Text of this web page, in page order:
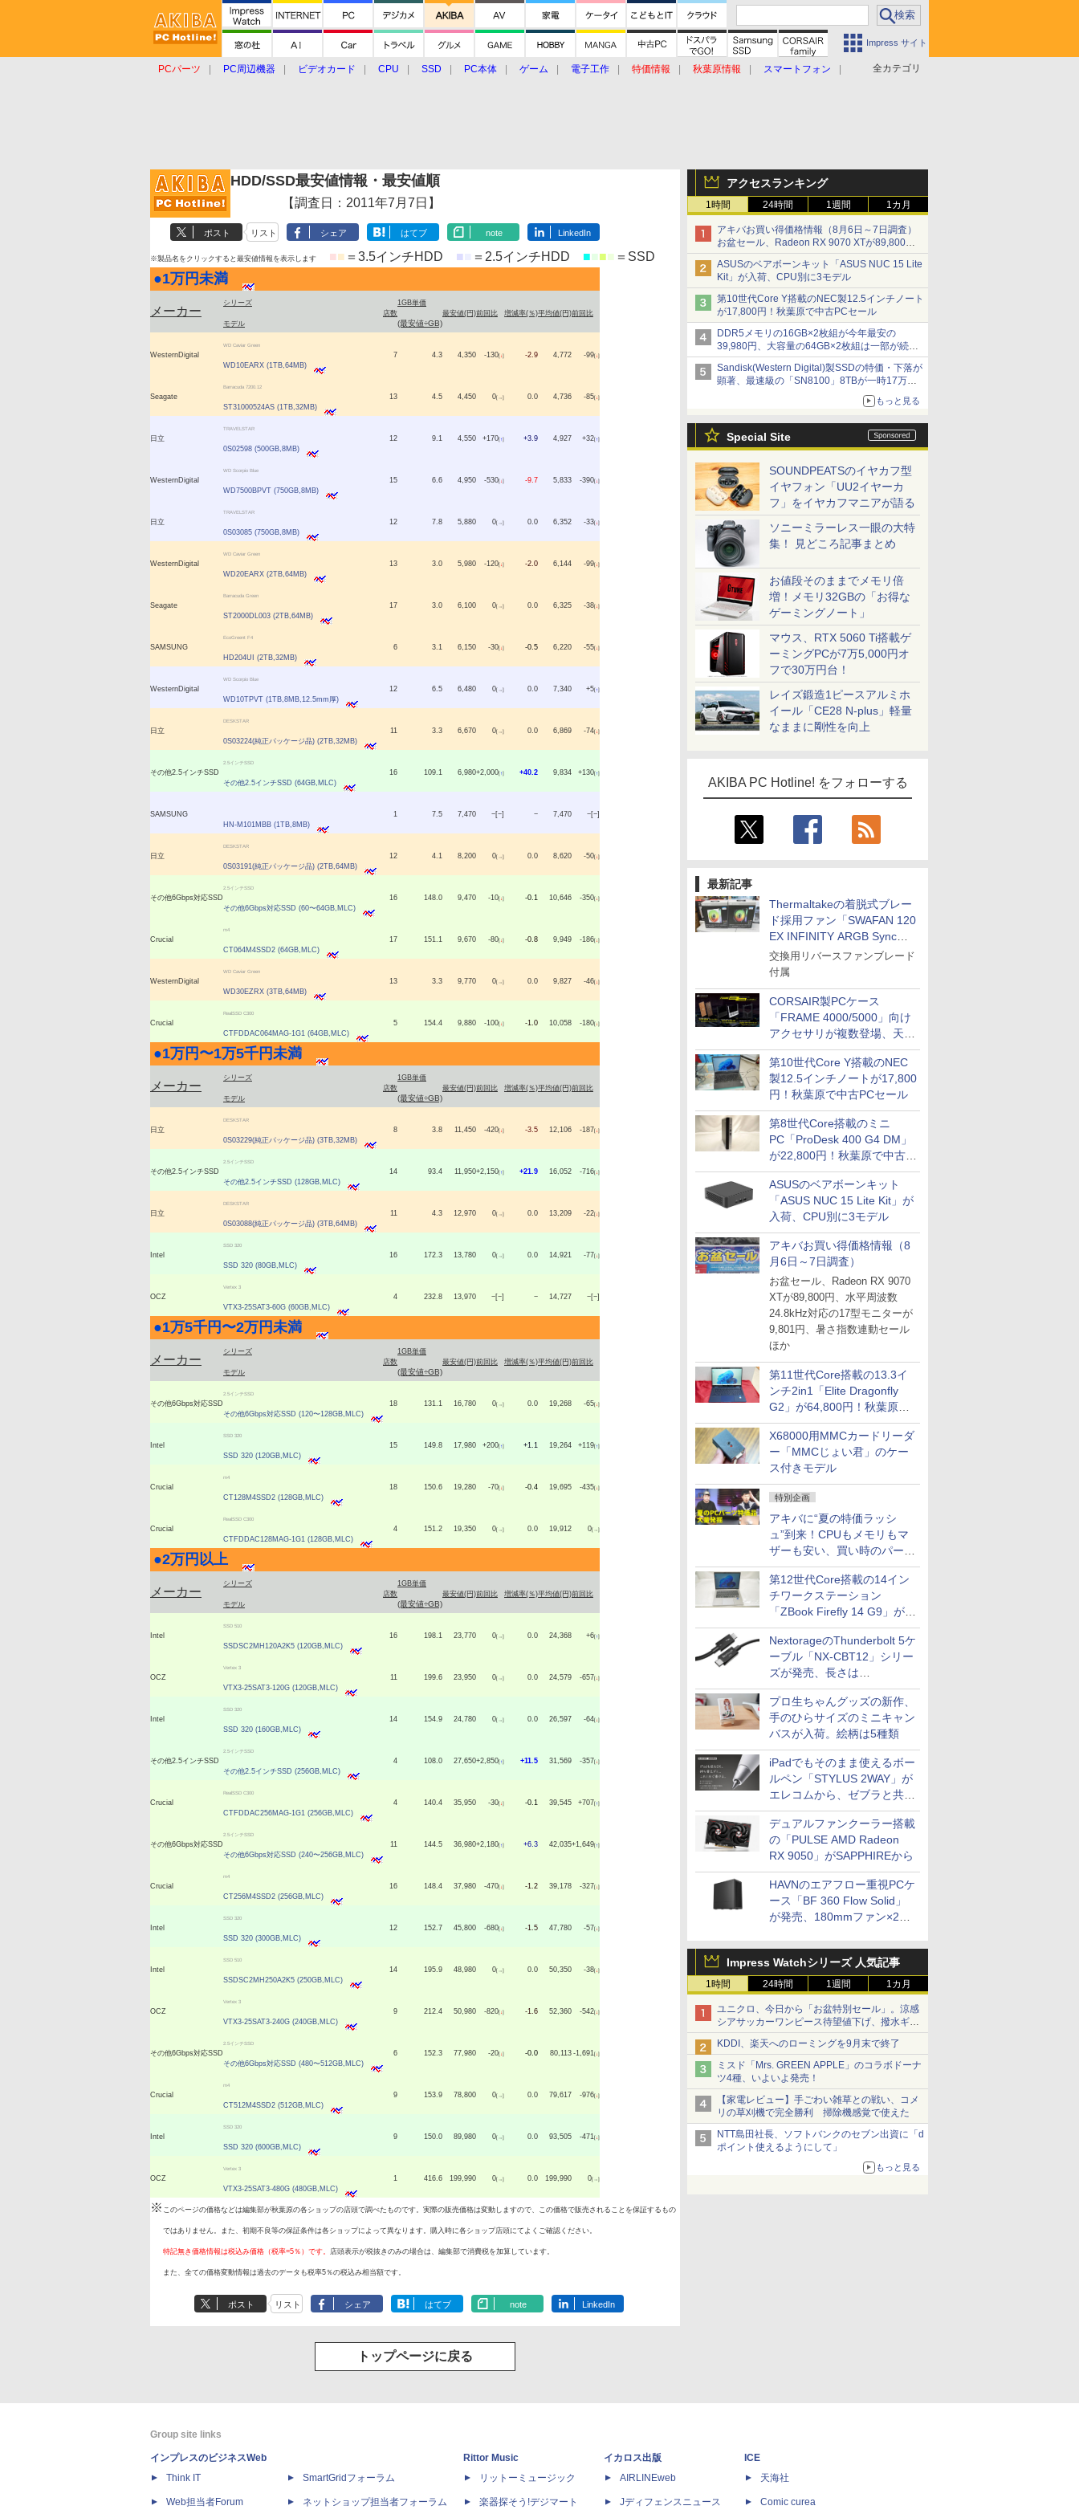
Impress サイト
全カテゴリ
PCパーツ PC周辺機器 ビデオカード CPU SSD PC本体 ゲーム 電子工作 特価情報 秋葉原情報
スマートフォン
アクセスランキング
1時間 24時間 1週間 1カ月
アキバお買い得価格情報（8月6日～7日調査）
お盆セール、Radeon RX 9070 XTが89,800
円、水平周波数24.8kHz対応の17型モニターが
9,801円、暑さ指数連動セール ほか
ASUSのベアボーンキット「ASUS NUC 15 Lite
Kit」が入荷、CPU別に3モデル
第10世代Core Y搭載のNEC製12.5インチノート
が17,800円！秋葉原で中古PCセール
DDR5メモリの16GB×2枚組が今年最安の
39,980円、大容量の64GB×2枚組は一部が続騰
[8月前半のメモリ価格]
Sandisk(Western Digital)製SSDの特価・下落が
顕著、最速級の「SN8100」8TBが一時17万円
もっと見る
Special Site
SOUNDPEATSのイヤカフ型
イヤフォン「UU2イヤーカ
フ」をイヤカフマニアが語る
ソニーミラーレス一眼の大特
集！ 見どころ記事まとめ
お値段そのままでメモリ倍
増！メモリ32GBの「お得な
ゲーミングノート」
マウス、RTX 5060 Ti搭載ゲ
ーミングPCが7万5,000円オ
フで30万円台！
レイズ鍛造1ピースアルミホ
イール「CE28 N-plus」軽量
なままに剛性を向上
AKIBA PC Hotline! をフォローする
最新記事
Thermaltakeの着脱式ブレー
ド採用ファン「SWAFAN 120
EX INFINITY ARGB Sync」
に単品パッケージ
交換用リバースファンブレード
付属
CORSAIR製PCケース
「FRAME 4000/5000」向け
アクセサリが複数登場、天然
木製パネルや背面コネクタ対
応トレイなど
第10世代Core Y搭載のNEC
製12.5インチノートが17,800
円！秋葉原で中古PCセール
第8世代Core搭載のミニ
PC「ProDesk 400 G4 DM」
が22,800円！秋葉原で中古
PCセール
ASUSのベアボーンキット
「ASUS NUC 15 Lite Kit」が
入荷、CPU別に3モデル
アキバお買い得価格情報（8
月6日～7日調査）
お盆セール、Radeon RX 9070
XTが89,800円、水平周波数
24.8kHz対応の17型モニターが
9,801円、暑さ指数連動セール
ほか
第11世代Core搭載の13.3イ
ンチ2in1「Elite Dragonfly
G2」が64,800円！秋葉原で
中古PCセール
X68000用MMCカードリーダ
ー「MMCじょい君」のケー
ス付きモデル
特別企画
アキバに“夏の特価ラッシ
ュ”到来！CPUもメモリもマ
ザーも安い、買い時のパーツ
は？【8月7日(金)22時配信】
第12世代Core搭載の14イン
チワークステーション
「ZBook Firefly 14 G9」が
79,800円！秋葉原で中古PC
セール
NextorageのThunderbolt 5ケ
ーブル「NX-CBT12」シリー
ズが発売、長さは
30cm/50cm/1mの3種類
プロ生ちゃんグッズの新作、
手のひらサイズのミニキャン
バスが入荷。絵柄は5種類
iPadでもそのまま使えるボー
ルペン「STYLUS 2WAY」が
エレコムから、ゼブラと共同
開発
デュアルファンクーラー搭載
の「PULSE AMD Radeon
RX 9050」がSAPPHIREから
HAVNのエアフロー重視PCケ
ース「BF 360 Flow Solid」
が発売、180mmファン×2搭
Impress Watchシリーズ 人気記事
1時間 24時間 1週間 1カ月
ユニクロ、今日から「お盆特別セール」。涼感
シアサッカーワンピース待望値下げ、撥水ギア
ショーツは1990円に
KDDI、楽天へのローミングを9月末で終了
ミスド「Mrs. GREEN APPLE」のコラボドーナ
ツ4種、いよいよ発売！
【家電レビュー】手ごわい雑草との戦い、コメ
リの草刈機で完全勝利 掃除機感覚で使えた
NTT島田社長、ソフトバンクのセブン出資に「d
ポイント使えるようにして」
もっと見る
HDD/SSD最安値情報・最安値順
【調査日：2011年7月7日】
ポスト リスト シェア はてブ note LinkedIn
※製品名をクリックすると最安値情報を表示します ■■ ＝3.5インチHDD ■ ＝2.5インチHDD ■■■■ ＝SSD
●1万円未満
メーカー
シリーズ
モデル
店数
1GB単価
(最安値÷GB)
最安値(円)前回比 増減率(％)平均値(円)前回比
WesternDigital
WD Caviar Green
WD10EARX (1TB,64MB)
7 4.3 4,350 -130[↓ ] -2.9 4,772 -99[↓ ]
Seagate
Barracuda 7200.12
ST31000524AS (1TB,32MB)
13 4.5 4,450 0[→] 0.0 4,736 -85[↓ ]
日立
TRAVELSTAR
0S02598 (500GB,8MB)
12 9.1 4,550 +170[↑ ] +3.9 4,927 +32[↑ ]
WesternDigital
WD Scorpio Blue
WD7500BPVT (750GB,8MB)
15 6.6 4,950 -530[↓ ] -9.7 5,833 -390[↓ ]
日立
TRAVELSTAR
0S03085 (750GB,8MB)
12 7.8 5,880 0[→] 0.0 6,352 -33[↓ ]
WesternDigital
WD Caviar Green
WD20EARX (2TB,64MB)
13 3.0 5,980 -120[↓ ] -2.0 6,144 -99[↓ ]
Seagate
Barracuda Green
ST2000DL003 (2TB,64MB)
17 3.0 6,100 0[→] 0.0 6,325 -38[↓ ]
SAMSUNG
EcoGreent F4
HD204UI (2TB,32MB)
6 3.1 6,150 -30[↓ ] -0.5 6,220 -55[↓ ]
WesternDigital
WD Scorpio Blue
WD10TPVT (1TB,8MB,12.5mm厚)
12 6.5 6,480 0[→] 0.0 7,340 +5[↑ ]
日立
DESKSTAR
0S03224(純正パッケージ品) (2TB,32MB)
11 3.3 6,670 0[→] 0.0 6,869 -74[↓ ]
その他2.5インチSSD
2.5インチSSD
その他2.5インチSSD (64GB,MLC)
16 109.1 6,980+2,000[↑ ] +40.2 9,834 +130[↑ ]
SAMSUNG
HN-M101MBB (1TB,8MB)
1 7.5 7,470 −[−] − 7,470 −[−]
日立
DESKSTAR
0S03191(純正パッケージ品) (2TB,64MB)
12 4.1 8,200 0[→] 0.0 8,620 -50[↓ ]
その他6Gbps対応SSD
2.5インチSSD
その他6Gbps対応SSD (60〜64GB,MLC)
16 148.0 9,470 -10[↓ ] -0.1 10,646 -350[↓ ]
Crucial
m4
CT064M4SSD2 (64GB,MLC)
17 151.1 9,670 -80[↓ ] -0.8 9,949 -186[↓ ]
WesternDigital
WD Caviar Green
WD30EZRX (3TB,64MB)
13 3.3 9,770 0[→] 0.0 9,827 -46[↓ ]
Crucial
RealSSD C300
CTFDDAC064MAG-1G1 (64GB,MLC)
5 154.4 9,880 -100[↓ ] -1.0 10,058 -180[↓ ]
●1万円〜1万5千円未満
メーカー
シリーズ
モデル
店数
1GB単価
(最安値÷GB)
最安値(円)前回比 増減率(％)平均値(円)前回比
日立
DESKSTAR
0S03229(純正パッケージ品) (3TB,32MB)
8 3.8 11,450 -420[↓ ] -3.5 12,106 -187[↓ ]
その他2.5インチSSD
2.5インチSSD
その他2.5インチSSD (128GB,MLC)
14 93.4 11,950+2,150[↑ ] +21.9 16,052 -716[↓ ]
日立
DESKSTAR
0S03088(純正パッケージ品) (3TB,64MB)
11 4.3 12,970 0[→] 0.0 13,209 -22[↓ ]
Intel
SSD 320
SSD 320 (80GB,MLC)
16 172.3 13,780 0[→] 0.0 14,921 -77[↓ ]
OCZ
Vertex 3
VTX3-25SAT3-60G (60GB,MLC)
4 232.8 13,970 −[−] − 14,727 −[−]
●1万5千円〜2万円未満
メーカー
シリーズ
モデル
店数
1GB単価
(最安値÷GB)
最安値(円)前回比 増減率(％)平均値(円)前回比
その他6Gbps対応SSD
2.5インチSSD
その他6Gbps対応SSD (120〜128GB,MLC)
18 131.1 16,780 0[→] 0.0 19,268 -65[↓ ]
Intel
SSD 320
SSD 320 (120GB,MLC)
15 149.8 17,980 +200[↑ ] +1.1 19,264 +119[↑ ]
Crucial
m4
CT128M4SSD2 (128GB,MLC)
18 150.6 19,280 -70[↓ ] -0.4 19,695 -435[↓ ]
Crucial
RealSSD C300
CTFDDAC128MAG-1G1 (128GB,MLC)
4 151.2 19,350 0[→] 0.0 19,912 0[→]
●2万円以上
メーカー
シリーズ
モデル
店数
1GB単価
(最安値÷GB)
最安値(円)前回比 増減率(％)平均値(円)前回比
Intel
SSD 510
SSDSC2MH120A2K5 (120GB,MLC)
16 198.1 23,770 0[→] 0.0 24,368 +6[↑ ]
OCZ
Vertex 3
VTX3-25SAT3-120G (120GB,MLC)
11 199.6 23,950 0[→] 0.0 24,579 -657[↓ ]
Intel
SSD 320
SSD 320 (160GB,MLC)
14 154.9 24,780 0[→] 0.0 26,597 -64[↓ ]
その他2.5インチSSD
2.5インチSSD
その他2.5インチSSD (256GB,MLC)
4 108.0 27,650+2,850[↑ ] +11.5 31,569 -357[↓ ]
Crucial
RealSSD C300
CTFDDAC256MAG-1G1 (256GB,MLC)
4 140.4 35,950 -30[↓ ] -0.1 39,545 +707[↑ ]
その他6Gbps対応SSD
2.5インチSSD
その他6Gbps対応SSD (240〜256GB,MLC)
11 144.5 36,980+2,180[↑ ] +6.3 42,035+1,649[↑ ]
Crucial
m4
CT256M4SSD2 (256GB,MLC)
16 148.4 37,980 -470[↓ ] -1.2 39,178 -327[↓ ]
Intel
SSD 320
SSD 320 (300GB,MLC)
12 152.7 45,800 -680[↓ ] -1.5 47,780 -57[↓ ]
Intel
SSD 510
SSDSC2MH250A2K5 (250GB,MLC)
14 195.9 48,980 0[→] 0.0 50,350 -38[↓ ]
OCZ
Vertex 3
VTX3-25SAT3-240G (240GB,MLC)
9 212.4 50,980 -820[↓ ] -1.6 52,360 -542[↓ ]
その他6Gbps対応SSD
2.5インチSSD
その他6Gbps対応SSD (480〜512GB,MLC)
6 152.3 77,980 -20[↓ ] -0.0 80,113 -1,691[↓ ]
Crucial
m4
CT512M4SSD2 (512GB,MLC)
9 153.9 78,800 0[→] 0.0 79,617 -976[↓ ]
Intel
SSD 320
SSD 320 (600GB,MLC)
9 150.0 89,980 0[→] 0.0 93,505 -471[↓ ]
OCZ
Vertex 3
VTX3-25SAT3-480G (480GB,MLC)
1 416.6 199,990 0[→] 0.0 199,990 0[→]
※ このページの価格などは編集部が秋葉原の各ショップの店頭で調べたものです。実際の販売価格は変動しますので、この価格で販売されることを保証するもの
ではありません。また、初期不良等の保証条件は各ショップによって異なります。購入時に各ショップ店頭にてよくご確認ください。
特記無き価格情報は税込み価格（税率=5％）です。 店頭表示が税抜きのみの場合は、編集部で消費税を加算しています。
また、全ての価格変動情報は過去のデータも税率5％の税込み相当額です。
ポスト リスト シェア はてブ note LinkedIn
トップページに戻る
Group site links
インプレスのビジネスWeb
Think IT
Web担当者Forum
SmartGridフォーラム
ネットショップ担当者フォーラム
Rittor Music
リットーミュージック
楽器探そう!デジマート
イカロス出版
AIRLINEweb
Jディフェンスニュース
ICE
天海社
Comic curea